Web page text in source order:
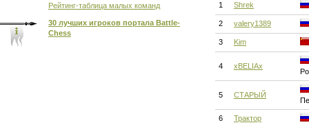
Рейтинг-таблица малых команд
30 лучших игроков портала Battle-
Chess
1 Shrek
2 valery1389
3 Kim
4 xBELIAx
5 СТАРЫЙ
6 Трактор